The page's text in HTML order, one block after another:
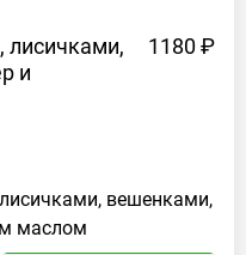
и
1180 ₽